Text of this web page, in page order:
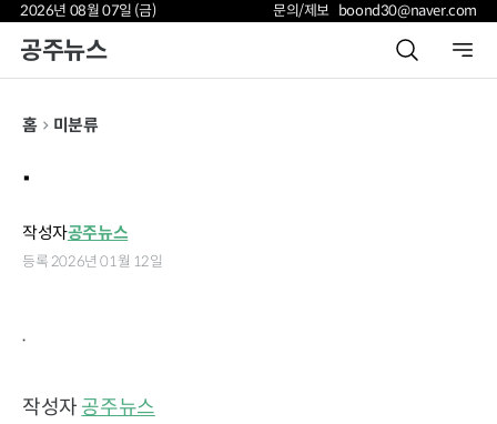
2026년 08월 07일 (금) 문의/제보 boond30@naver.com
공주뉴스
홈 미분류
.
작성자공주뉴스
등록 2026년 01월 12일
.
작성자 공주뉴스